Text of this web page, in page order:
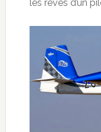
les rêves d’un